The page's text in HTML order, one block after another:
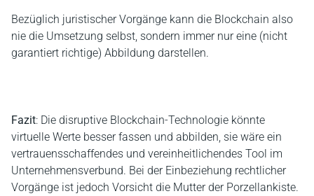
Bezüglich juristischer Vorgänge kann die Blockchain also
nie die Umsetzung selbst, sondern immer nur eine (nicht
garantiert richtige) Abbildung darstellen.
Fazit: Die disruptive Blockchain-Technologie könnte
virtuelle Werte besser fassen und abbilden, sie wäre ein
vertrauensschaffendes und vereinheitlichendes Tool im
Unternehmensverbund. Bei der Einbeziehung rechtlicher
Vorgänge ist jedoch Vorsicht die Mutter der Porzellankiste.